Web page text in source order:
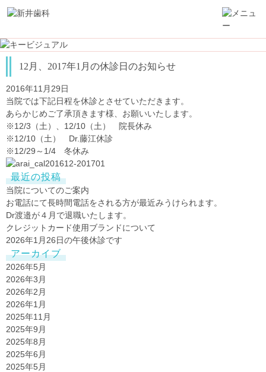
12月、2017年1月の休診日のお知らせ
2016年11月29日
当院では下記日程を休診とさせていただきます。
あらかじめご了承頂きます様、お願いいたします。
※12/3（土）、12/10（土） 院長休み
※12/10（土） Dr.藤江休診
※12/29～1/4 冬休み
最近の投稿
当院についてのご案内
お電話にて長時間電話をされる方が最近みうけられます。
Dr渡邉が４月で退職いたします。
クレジットカード使用ブランドについて
2026年1月26日の午後休診です
アーカイブ
2026年5月
2026年3月
2026年2月
2026年1月
2025年11月
2025年9月
2025年8月
2025年6月
2025年5月